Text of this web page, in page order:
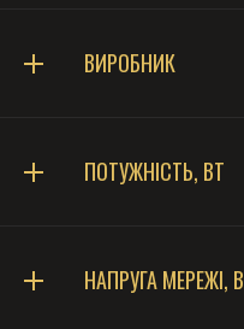
ВИРОБНИК
ПОТУЖНІСТЬ, ВТ
НАПРУГА МЕРЕЖІ, В